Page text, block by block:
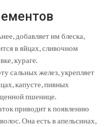
добавляет им блеска,
в яйцах, сливочном
кураге.
сальных желез, укрепляет
капусте, пивных
пшенице.
приводит к появлению
Она есть в апельсинах,